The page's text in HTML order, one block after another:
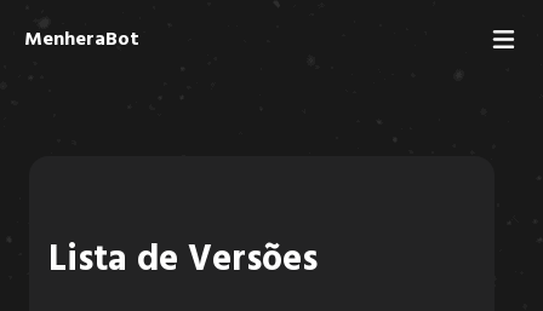
MenheraBot
Lista de Versões